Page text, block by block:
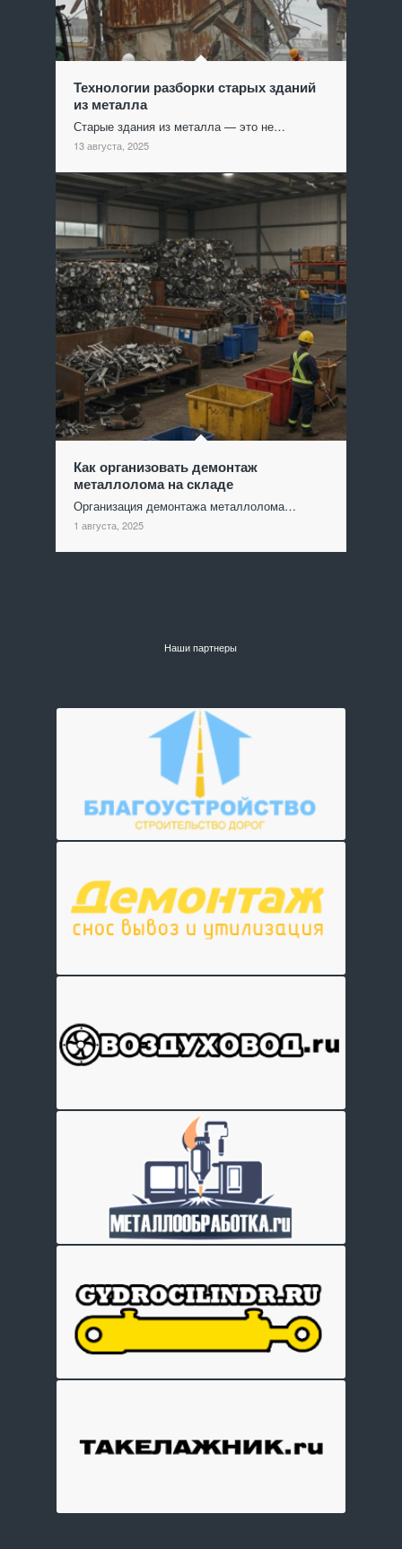
Технологии разборки старых зданий
из металла
Старые здания из металла — это не…
13 августа, 2025
Как организовать демонтаж
металлолома на складе
Организация демонтажа металлолома…
1 августа, 2025
Наши партнеры